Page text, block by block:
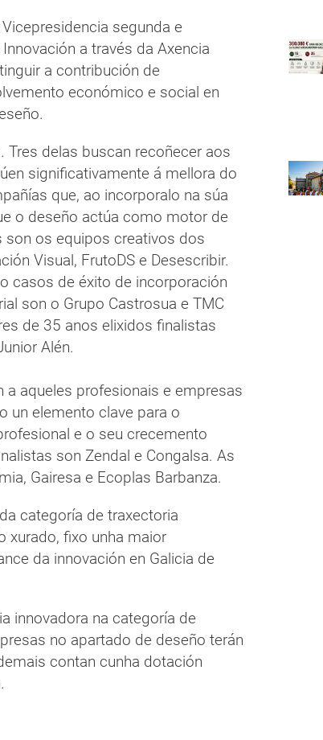
segunda e
a través da Axencia
a contribución de
económico e social en
delas buscan recoñecer aos
significativamente á mellora do
que, ao incorporalo na súa
o deseño actúa como motor de
son os equipos creativos dos
Visual, FrutoDS e Desescribir.
casos de éxito de incorporación
son o Grupo Castrosua e TMC
de 35 anos elixidos finalistas
Alén.
aqueles profesionais e empresas
un elemento clave para o
e o seu crecemento
son Zendal e Congalsa. As
Gairesa e Ecoplas Barbanza.
categoría de traxectoria
xurado, fixo unha maior
da innovación en Galicia de
innovadora na categoría de
no apartado de deseño terán
contan cunha dotación